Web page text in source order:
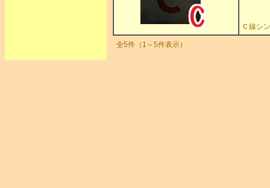
Ｃ線シ
全5件（1～5件表示）